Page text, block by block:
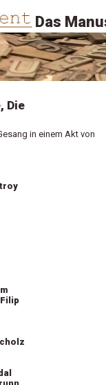
Das
Die
in einem Akt von